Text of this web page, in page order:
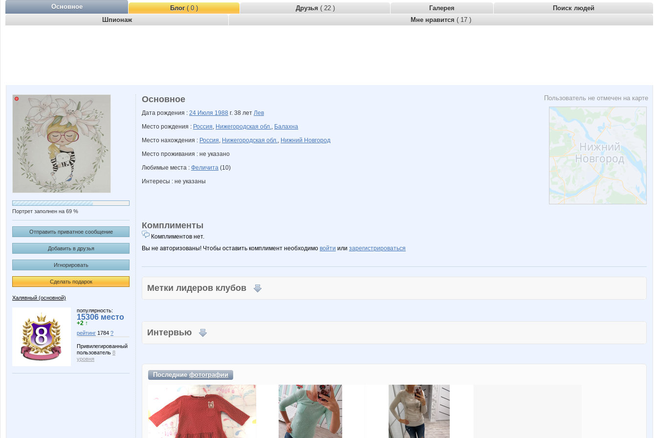
Основное Блог( 0 ) Друзья ( 22 ) Галерея
Поиск людей
Шпионаж
Мне нравится ( 17 )
Портрет заполнен на 69 %
Отправить приватное сообщение
Добавить в друзья
Игнорировать
Сделать подарок
Халявный (основной)
популярность:
15306 место
+2 ↑
рейтинг 1784 ?
Привилегированный
пользователь 8
уровня
Пользователь не отмечен на карте
Основное
Дата рождения : 24 Июля 1988 г. 38 лет Лев
Место рождения : Россия, Нижегородская обл., Балахна
Место нахождения : Россия, Нижегородская обл., Нижний Новгород
Место проживания : не указано
Любимые места : Феличита (10)
Интересы : не указаны
Комплименты
Комплиментов нет.
Вы не авторизованы! Чтобы оставить комплимент необходимо войти или зарегистрироваться
Метки лидеров клубов
Интервью
Последниефотографии